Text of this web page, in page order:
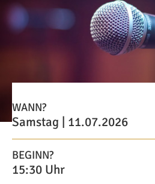
WANN?
Samstag | 11.07.2026
BEGINN?
15:30 Uhr